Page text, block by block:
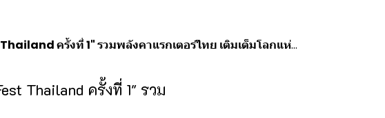
ครั้งที่ 1" รวมพลังคาแรกเตอร์ไทย เติมเต็มโลกแห่งจินตนาการ
Thailand ครั้งที่ 1" รวม